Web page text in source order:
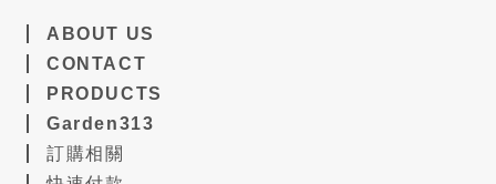
ABOUT US
CONTACT
PRODUCTS
Garden313
訂購相關